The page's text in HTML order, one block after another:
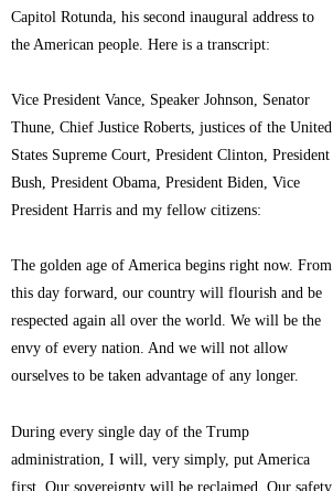
Capitol Rotunda, his second inaugural address to
the American people. Here is a transcript:
Vice President Vance, Speaker Johnson, Senator
Thune, Chief Justice Roberts, justices of the United
States Supreme Court, President Clinton, President
Bush, President Obama, President Biden, Vice
President Harris and my fellow citizens:
The golden age of America begins right now. From
this day forward, our country will flourish and be
respected again all over the world. We will be the
envy of every nation. And we will not allow
ourselves to be taken advantage of any longer.
During every single day of the Trump
administration, I will, very simply, put America
first. Our sovereignty will be reclaimed. Our safety